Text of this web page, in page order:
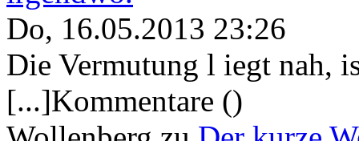
Do, 16.05.2013 23:26
Die Vermutung l iegt nah,
[...]Kommentare ()